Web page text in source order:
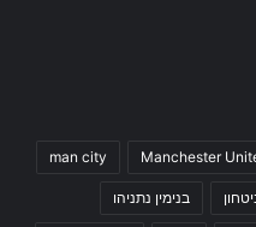
Manchester
man city
בנימין נתניהו